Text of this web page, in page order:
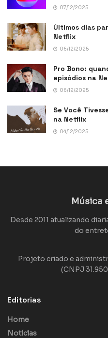
07/12/2025
Últimos dias
Netflix
06/12/2025
Pro Bono:
episódios na
06/12/2025
Se Você
na Netflix
04/12/2025
Música
Desde 2011 atualizando
do
Projeto criado e
(CNPJ
Editorias
Home
Notícias